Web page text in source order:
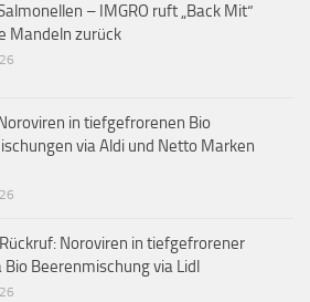
– IMGRO ruft „Back Mit“
Mandeln zurück
in tiefgefrorenen Bio
via Aldi und Netto Marken
Noroviren in tiefgefrorener
Bio Beerenmischung via Lidl